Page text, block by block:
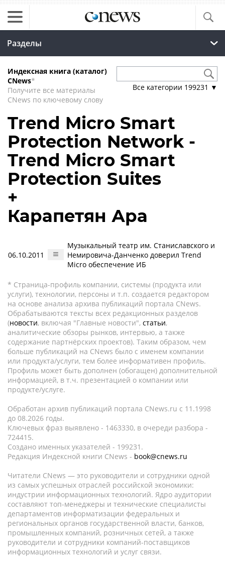
Разделы
Индексная книга (каталог)
CNews*
Получите все материалы
CNews по ключевому слову
Все категории 199231 ▼
Trend Micro Smart
Protection Network -
Trend Micro Smart
Protection Suites
+
Карапетян Ара
06.10.2011
Музыкальный театр им. Станиславского и
Немировича-Данченко доверил Trend
Micro обеспечение ИБ
* Страница-профиль компании, системы (продукта или
услуги), технологии, персоны и т.п. создается редактором
на основе анализа архива публикаций портала CNews.
Обрабатываются тексты всех редакционных разделов
(новости, включая "Главные новости", статьи,
аналитические обзоры рынков, интервью, а также
содержание партнёрских проектов). Таким образом, чем
больше публикаций на CNews было с именем компании
или продукта/услуги, тем более информативен профиль.
Профиль может быть дополнен (обогащен) дополнительной
информацией, в т.ч. презентацией о компании или
продукте/услуге.
Обработан архив публикаций портала CNews.ru c 11.1998
до 08.2026 годы.
Ключевых фраз выявлено - 1463330, в очереди разбора -
724415.
Создано именных указателей - 199231.
Редакция Индексной книги CNews - book@cnews.ru
Читатели CNews — это руководители и сотрудники одной
из самых успешных отраслей российской экономики:
индустрии информационных технологий. Ядро аудитории
составляют топ-менеджеры и технические специалисты
департаментов информатизации федеральных и
региональных органов государственной власти, банков,
промышленных компаний, розничных сетей, а также
руководители и сотрудники компаний-поставщиков
информационных технологий и услуг связи.